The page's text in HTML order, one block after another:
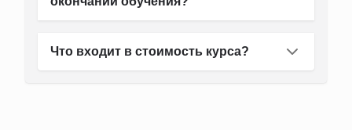
Что входит в стоимость курса?